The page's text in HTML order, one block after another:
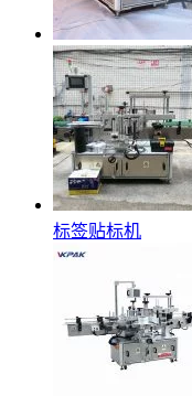
标签贴标机